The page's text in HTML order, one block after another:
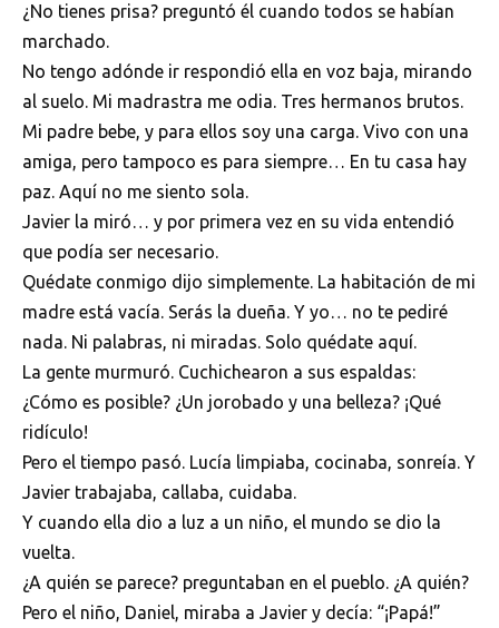
¿No tienes prisa? preguntó él cuando todos se habían
marchado.
No tengo adónde ir respondió ella en voz baja, mirando
al suelo. Mi madrastra me odia. Tres hermanos brutos.
Mi padre bebe, y para ellos soy una carga. Vivo con una
amiga, pero tampoco es para siempre… En tu casa hay
paz. Aquí no me siento sola.
Javier la miró… y por primera vez en su vida entendió
que podía ser necesario.
Quédate conmigo dijo simplemente. La habitación de mi
madre está vacía. Serás la dueña. Y yo… no te pediré
nada. Ni palabras, ni miradas. Solo quédate aquí.
La gente murmuró. Cuchichearon a sus espaldas:
¿Cómo es posible? ¿Un jorobado y una belleza? ¡Qué
ridículo!
Pero el tiempo pasó. Lucía limpiaba, cocinaba, sonreía. Y
Javier trabajaba, callaba, cuidaba.
Y cuando ella dio a luz a un niño, el mundo se dio la
vuelta.
¿A quién se parece? preguntaban en el pueblo. ¿A quién?
Pero el niño, Daniel, miraba a Javier y decía: “¡Papá!”